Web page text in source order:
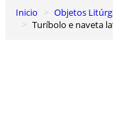
0
Carrinho de
Inicio Objetos
Turíbolo e naveta